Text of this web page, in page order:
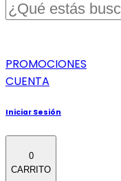
PROMOCIONES
CUENTA
Iniciar Sesión
0
CARRITO